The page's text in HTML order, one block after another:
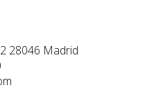
28046 Madrid